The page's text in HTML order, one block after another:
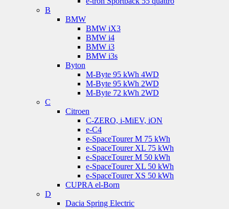
B
BMW
BMW iX3
BMW i4
BMW i3
BMW i3s
Byton
M-Byte 95 kWh 4WD
M-Byte 95 kWh 2WD
M-Byte 72 kWh 2WD
C
Citroen
C-ZERO, i-MiEV, iON
e-C4
e-SpaceTourer M 75 kWh
e-SpaceTourer XL 75 kWh
e-SpaceTourer M 50 kWh
e-SpaceTourer XL 50 kWh
e-SpaceTourer XS 50 kWh
CUPRA el-Born
D
Dacia Spring Electric